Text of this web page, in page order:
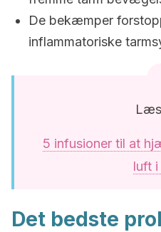
De bekæmper
inflammatoriske
5 infusioner til at
luft i
Det bedste